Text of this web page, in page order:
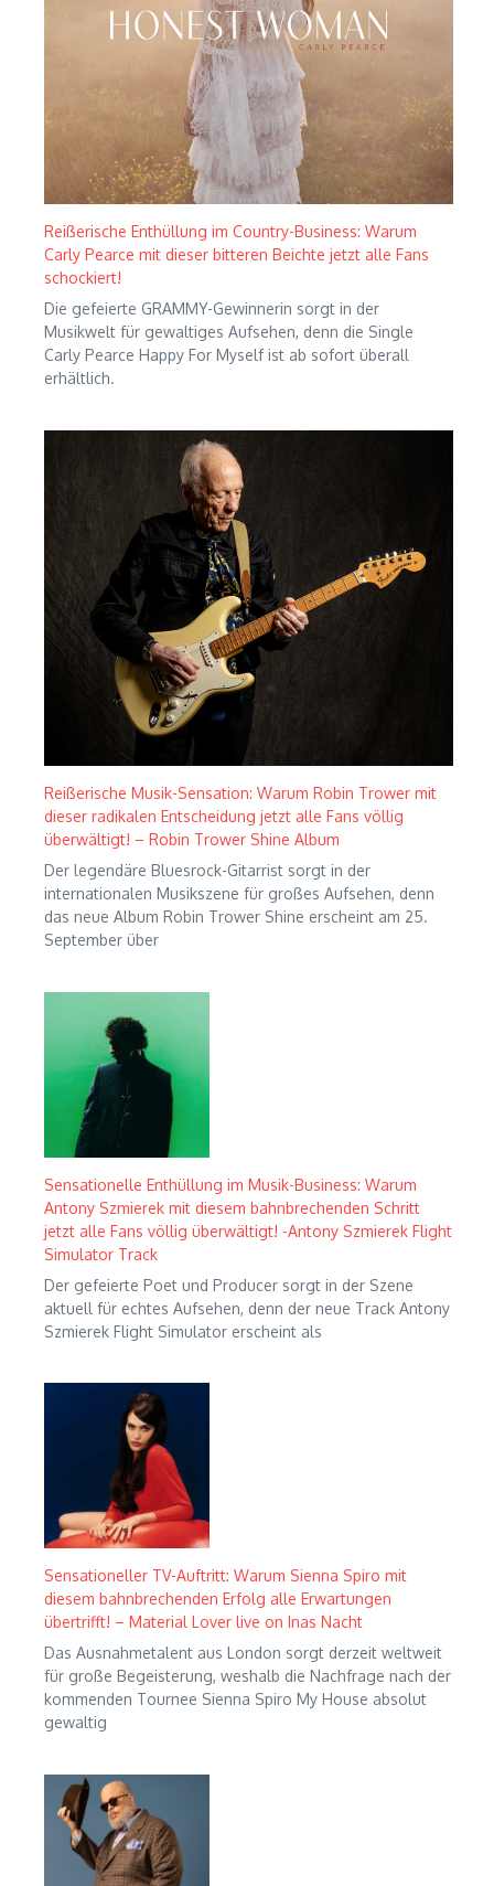
Reißerische Enthüllung im Country-Business: Warum
Carly Pearce mit dieser bitteren Beichte jetzt alle Fans
schockiert!
Die gefeierte GRAMMY-Gewinnerin sorgt in der
Musikwelt für gewaltiges Aufsehen, denn die Single
Carly Pearce Happy For Myself ist ab sofort überall
erhältlich.
Reißerische Musik-Sensation: Warum Robin Trower mit
dieser radikalen Entscheidung jetzt alle Fans völlig
überwältigt! – Robin Trower Shine Album
Der legendäre Bluesrock-Gitarrist sorgt in der
internationalen Musikszene für großes Aufsehen, denn
das neue Album Robin Trower Shine erscheint am 25.
September über
Sensationelle Enthüllung im Musik-Business: Warum
Antony Szmierek mit diesem bahnbrechenden Schritt
jetzt alle Fans völlig überwältigt! -Antony Szmierek Flight
Simulator Track
Der gefeierte Poet und Producer sorgt in der Szene
aktuell für echtes Aufsehen, denn der neue Track Antony
Szmierek Flight Simulator erscheint als
Sensationeller TV-Auftritt: Warum Sienna Spiro mit
diesem bahnbrechenden Erfolg alle Erwartungen
übertrifft! – Material Lover live on Inas Nacht
Das Ausnahmetalent aus London sorgt derzeit weltweit
für große Begeisterung, weshalb die Nachfrage nach der
kommenden Tournee Sienna Spiro My House absolut
gewaltig